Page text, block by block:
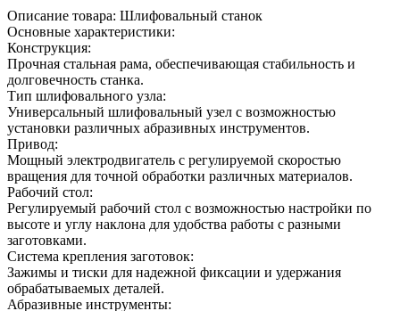
Описание товара: Шлифовальный станок
Основные характеристики:
Конструкция:
Прочная стальная рама, обеспечивающая стабильность и
долговечность станка.
Тип шлифовального узла:
Универсальный шлифовальный узел с возможностью
установки различных абразивных инструментов.
Привод:
Мощный электродвигатель с регулируемой скоростью
вращения для точной обработки различных материалов.
Рабочий стол:
Регулируемый рабочий стол с возможностью настройки по
высоте и углу наклона для удобства работы с разными
заготовками.
Система крепления заготовок:
Зажимы и тиски для надежной фиксации и удержания
обрабатываемых деталей.
Абразивные инструменты: